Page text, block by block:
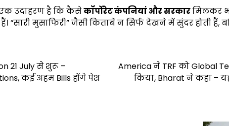
एक उदाहरण है कि कैसेकॉर्पोरेट कंपनियां और सरकारमिलकर
“सारी मुसाफिरी” जैसी किताबें न सिर्फ देखने में सुंदर होती हैं,
21 July से शुरू –
कई अहम Bills होंगे पेश
America ने TRF को Global
किया, Bharat ने कहा –